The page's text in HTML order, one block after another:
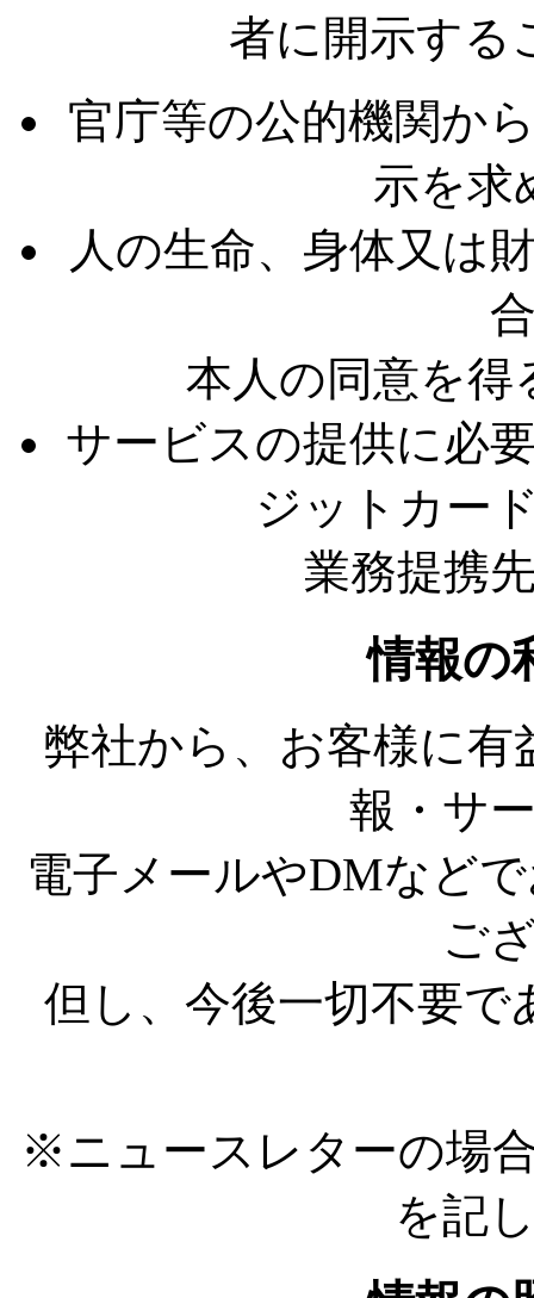
者に開示する
官庁等の公的機関か
示を求
人の生命、身体又は
本人の同意を得
サービスの提供に必
ジットカー
業務提携
情報の
弊社から、お客様に
報・サ
電子メールやDMなど
ご
但し、今後一切不要
※ニュースレターの場
を記